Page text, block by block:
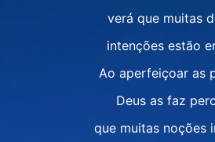
verá que muitas
intenções estão
Ao aperfeiçoar as
Deus as faz
que muitas noções